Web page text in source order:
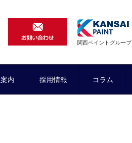
関西ペイントグループ
内 採用情報 コラム